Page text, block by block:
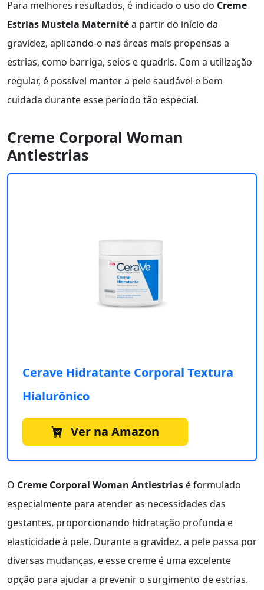
Para melhores resultados, é indicado o uso do Creme
Estrias Mustela Maternitéa partir do início da
gravidez, aplicando-o nas áreas mais propensas a
estrias, como barriga, seios e quadris. Com a utilização
regular, é possível manter a pele saudável e bem
cuidada durante esse período tão especial.
Creme Corporal Woman
Antiestrias
Cerave Hidratante Corporal Textura
Hialurônico
Ver na Amazon
O Creme Corporal Woman Antiestrias é formulado
especialmente para atender as necessidades das
gestantes, proporcionando hidratação profunda e
elasticidade à pele. Durante a gravidez, a pele passa por
diversas mudanças, e esse creme é uma excelente
opção para ajudar a prevenir o surgimento de estrias.